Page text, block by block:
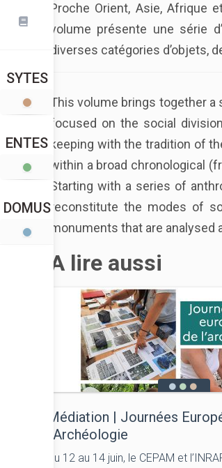
SYTES
ENTES
DOMUS
Proche Orient, Asie, Afrique
volume présente une série
diverses catégories d’objets,
This volume brings together a
focused on the social
keeping with the tradition of
within a broad chronological
Starting with a series of
reconstitute the modes of
monuments that are
A lire aussi
Médiation | Journées
l’Archéologie
Du 12 au 14 juin, le CEPAM et